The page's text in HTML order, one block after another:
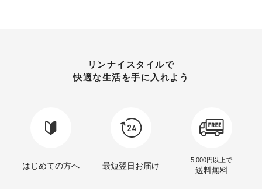
リンナイスタイルで
快適な生活を手に入れよう
はじめての方へ 最短翌日お届け
5,000円以上で
送料無料